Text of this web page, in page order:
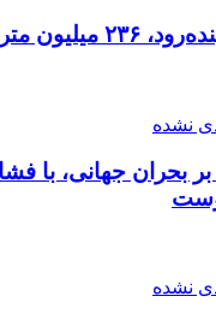
مترمکعب است
نشده
بر بحران جهانی، با
نشده